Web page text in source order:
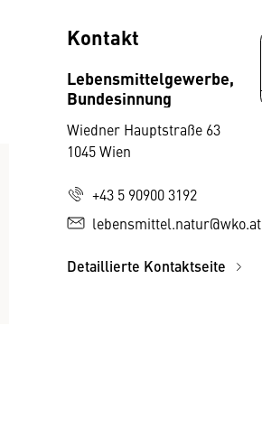
Kontakt
Lebensmittelgewerbe,
Bundesinnung
Wiedner Hauptstraße 63
1045 Wien
+43 5 90900 3192
lebensmittel.natur@wko.at
Detaillierte Kontaktseite